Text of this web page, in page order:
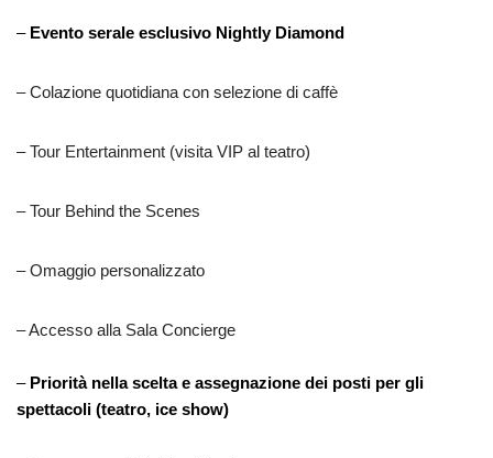
– Evento serale esclusivo Nightly Diamond
– Colazione quotidiana con selezione di caffè
– Tour Entertainment (visita VIP al teatro)
– Tour Behind the Scenes
– Omaggio personalizzato
– Accesso alla Sala Concierge
– Priorità nella scelta e assegnazione dei posti per gli
spettacoli (teatro, ice show)